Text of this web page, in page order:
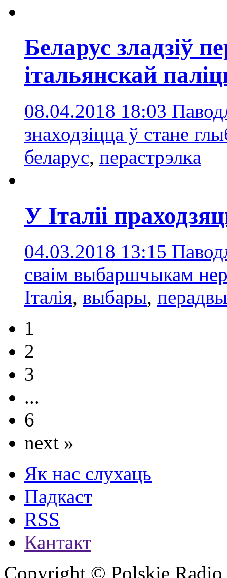
Беларус зладзіў
італьянскай
08.04.2018 18:03
знаходзіцца ў стане
белaрус, перастрэлкa
У Італіі
04.03.2018 13:15
сваім выбаршчыкам
Iталія, выбары,
1
2
3
...
6
next »
Як нас слухаць
Падкаст
RSS
Кантакт
Copyright © Polskie